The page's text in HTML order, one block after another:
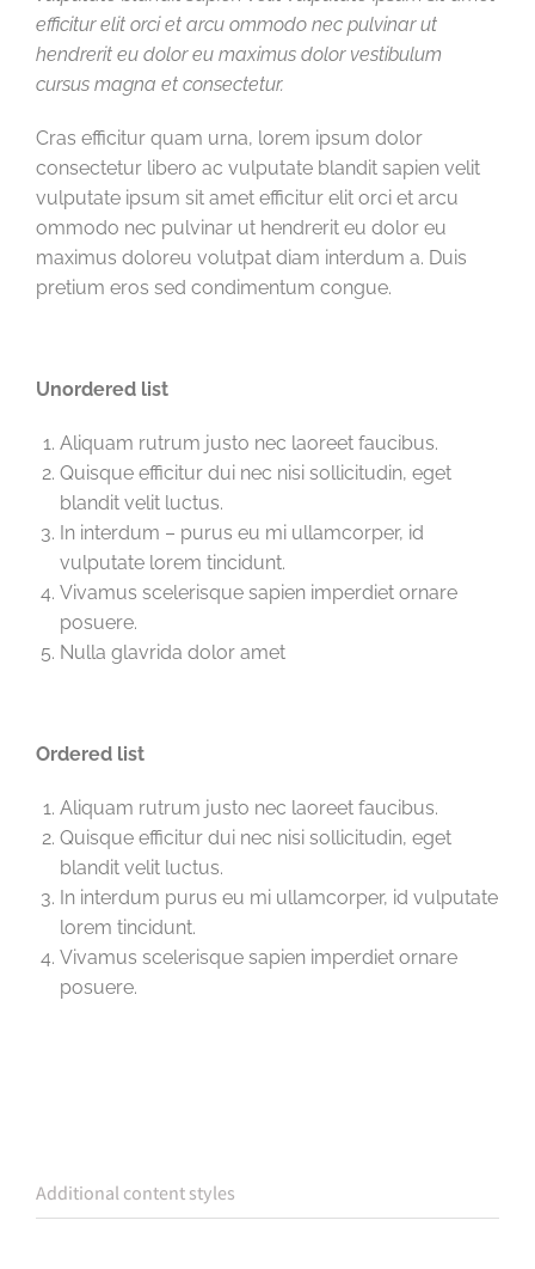
efficitur elit orci et arcu ommodo nec pulvinar ut
hendrerit eu dolor eu maximus dolor vestibulum
cursus magna et consectetur.
Cras efficitur quam urna, lorem ipsum dolor
consectetur libero ac vulputate blandit sapien velit
vulputate ipsum sit amet efficitur elit orci et arcu
ommodo nec pulvinar ut hendrerit eu dolor eu
maximus doloreu volutpat diam interdum a. Duis
pretium eros sed condimentum congue.
Unordered list
Aliquam rutrum justo nec laoreet faucibus.
Quisque efficitur dui nec nisi sollicitudin, eget
blandit velit luctus.
In interdum – purus eu mi ullamcorper, id
vulputate lorem tincidunt.
Vivamus scelerisque sapien imperdiet ornare
posuere.
Nulla glavrida dolor amet
Ordered list
Aliquam rutrum justo nec laoreet faucibus.
Quisque efficitur dui nec nisi sollicitudin, eget
blandit velit luctus.
In interdum purus eu mi ullamcorper, id vulputate
lorem tincidunt.
Vivamus scelerisque sapien imperdiet ornare
posuere.
Additional content styles